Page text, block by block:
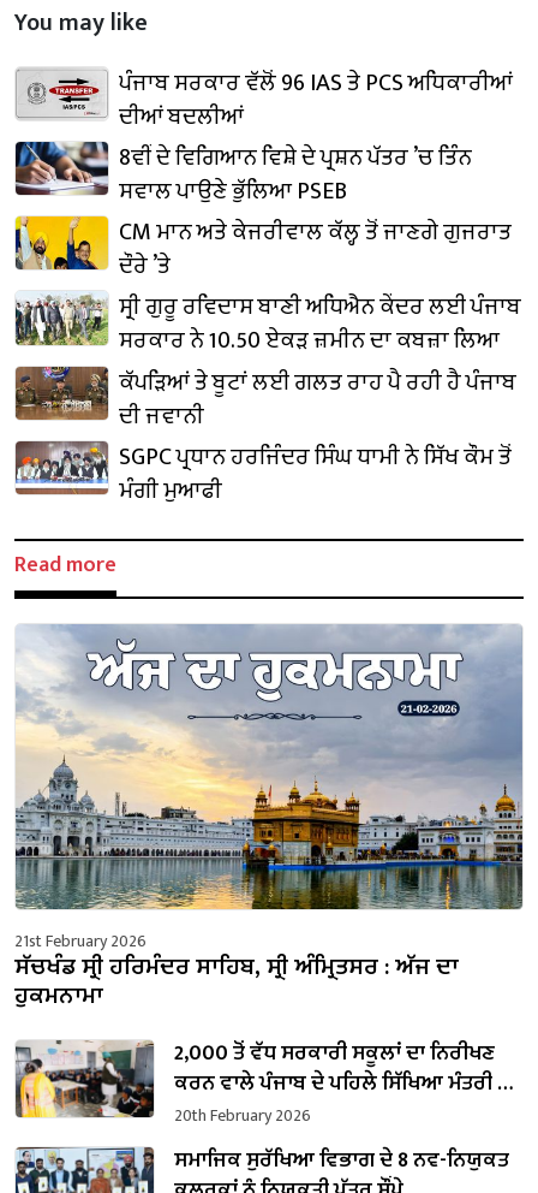
You may like
ਪੰਜਾਬ ਸਰਕਾਰ ਵੱਲੋਂ 96 IAS ਤੇ PCS ਅਧਿਕਾਰੀਆਂ
ਦੀਆਂ ਬਦਲੀਆਂ
8ਵੀਂ ਦੇ ਵਿਗਿਆਨ ਵਿਸ਼ੇ ਦੇ ਪ੍ਰਸ਼ਨ ਪੱਤਰ ’ਚ ਤਿੰਨ
ਸਵਾਲ ਪਾਉਣੇ ਭੁੱਲਿਆ PSEB
CM ਮਾਨ ਅਤੇ ਕੇਜਰੀਵਾਲ ਕੱਲ੍ਹ ਤੋਂ ਜਾਣਗੇ ਗੁਜਰਾਤ
ਦੌਰੇ ’ਤੇ
ਸ੍ਰੀ ਗੁਰੂ ਰਵਿਦਾਸ ਬਾਣੀ ਅਧਿਐਨ ਕੇਂਦਰ ਲਈ ਪੰਜਾਬ
ਸਰਕਾਰ ਨੇ 10.50 ਏਕੜ ਜ਼ਮੀਨ ਦਾ ਕਬਜ਼ਾ ਲਿਆ
ਕੱਪੜਿਆਂ ਤੇ ਬੂਟਾਂ ਲਈ ਗਲਤ ਰਾਹ ਪੈ ਰਹੀ ਹੈ ਪੰਜਾਬ
ਦੀ ਜਵਾਨੀ
SGPC ਪ੍ਰਧਾਨ ਹਰਜਿੰਦਰ ਸਿੰਘ ਧਾਮੀ ਨੇ ਸਿੱਖ ਕੌਮ ਤੋਂ
ਮੰਗੀ ਮੁਆਫੀ
Read more
21st February 2026
ਸੱਚਖੰਡ ਸ੍ਰੀ ਹਰਿਮੰਦਰ ਸਾਹਿਬ, ਸ੍ਰੀ ਅੰਮ੍ਰਿਤਸਰ : ਅੱਜ ਦਾ
ਹੁਕਮਨਾਮਾ
2,000 ਤੋਂ ਵੱਧ ਸਰਕਾਰੀ ਸਕੂਲਾਂ ਦਾ ਨਿਰੀਖਣ
ਕਰਨ ਵਾਲੇ ਪੰਜਾਬ ਦੇ ਪਹਿਲੇ ਸਿੱਖਿਆ ਮੰਤਰੀ ਬਣੇ
ਹਰਜੋਤ ਸਿੰਘ ਬੈਂਸ
20th February 2026
ਸਮਾਜਿਕ ਸੁਰੱਖਿਆ ਵਿਭਾਗ ਦੇ 8 ਨਵ-ਨਿਯੁਕਤ